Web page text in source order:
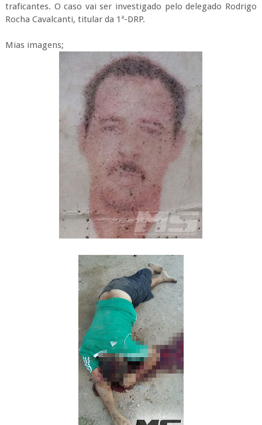
traficantes. O caso vai ser investigado pelo delegado Rodrigo
Rocha Cavalcanti, titular da 1ª-DRP.
Mias imagens;